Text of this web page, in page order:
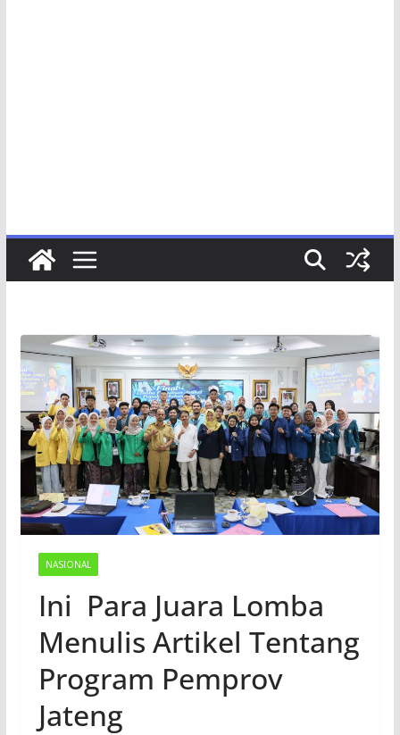
NASIONAL
Ini Para Juara Lomba
Menulis Artikel Tentang
Program Pemprov
Jateng